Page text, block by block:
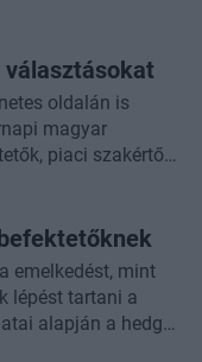
hogy a
találmány, a
változtatni,
állami
idézetek
oldalán is
magyar
piaci szakértők
emelkedést, mint
lépést tartani a
alapján a hedge